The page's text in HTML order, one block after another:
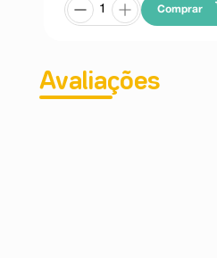
Comprar
Avaliações